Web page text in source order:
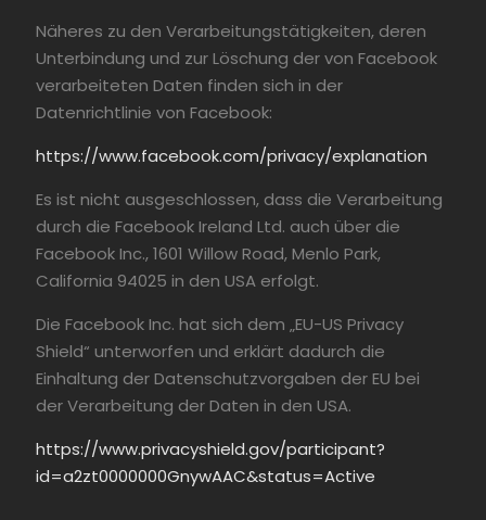
Näheres zu den Verarbeitungstätigkeiten, deren
Unterbindung und zur Löschung der von Facebook
verarbeiteten Daten finden sich in der
Datenrichtlinie von Facebook:
https://www.facebook.com/privacy/explanation
Es ist nicht ausgeschlossen, dass die Verarbeitung
durch die Facebook Ireland Ltd. auch über die
Facebook Inc., 1601 Willow Road, Menlo Park,
California 94025 in den USA erfolgt.
Die Facebook Inc. hat sich dem „EU-US Privacy
Shield“ unterworfen und erklärt dadurch die
Einhaltung der Datenschutzvorgaben der EU bei
der Verarbeitung der Daten in den USA.
https://www.privacyshield.gov/participant?
id=a2zt0000000GnywAAC&status=Active